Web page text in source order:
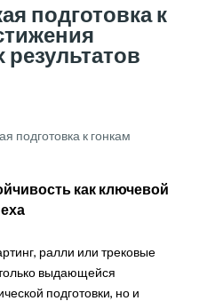
подготовка к
как ключевой
ралли или трековые
выдающейся
подготовки, но и